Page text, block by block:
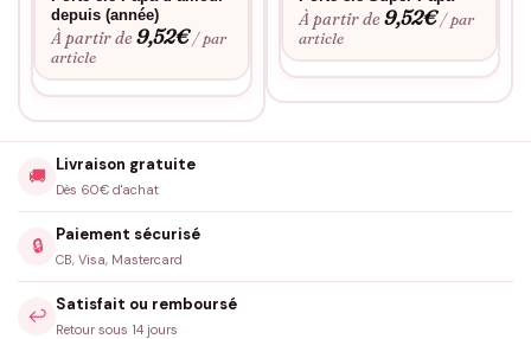
depuis (année)
À partir de9,52€ / par
article
À partir de9,52€ / par
article
🚚
Livraison gratuite
Dès 60€ d'achat
🔒
Paiement sécurisé
CB, Visa, Mastercard
↩️
Satisfait ou remboursé
Retour sous 14 jours